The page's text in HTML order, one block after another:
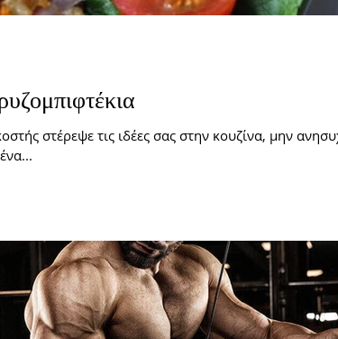
στέρεψε τις ιδέες σας στην κουζίνα, μην